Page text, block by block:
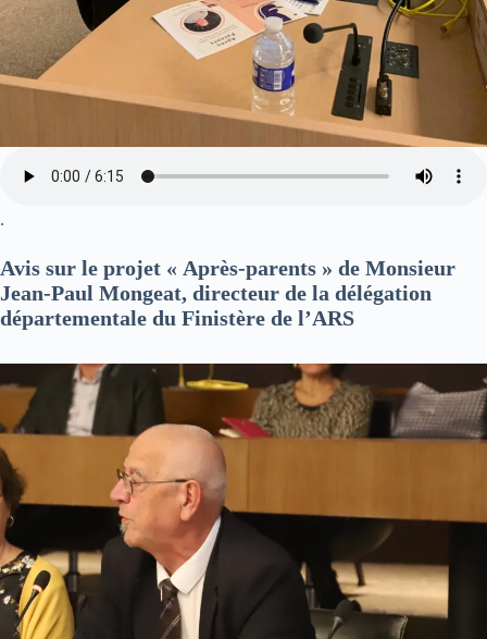
.
Avis sur le projet « Après-parents » de Monsieur
Jean-Paul Mongeat, directeur de la délégation
départementale du Finistère de l’ARS